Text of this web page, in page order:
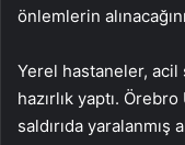
önlemlerin
Yerel hastaneler,
hazırlık yaptı.
saldırıda